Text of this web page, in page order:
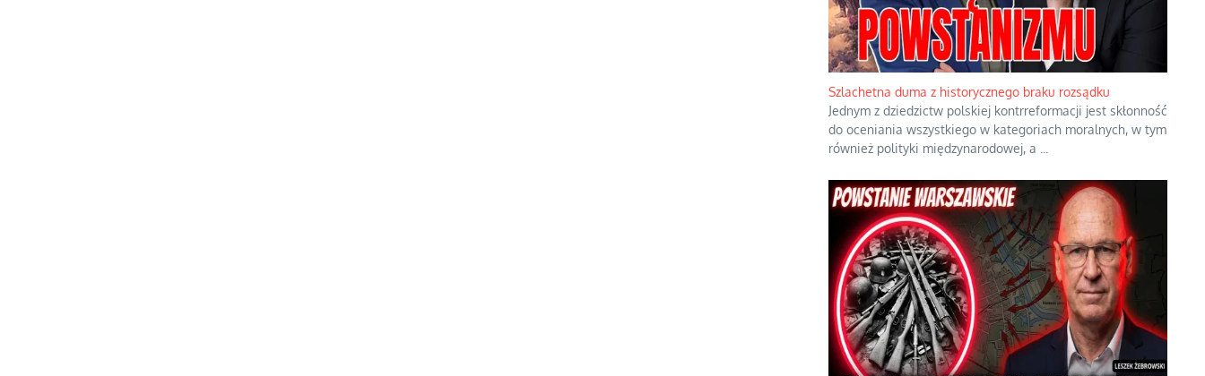
Szlachetna duma z historycznego braku rozsądku
Jednym z dziedzictw polskiej kontrreformacji jest skłonność
do oceniania wszystkiego w kategoriach moralnych, w tym
również polityki międzynarodowej, a